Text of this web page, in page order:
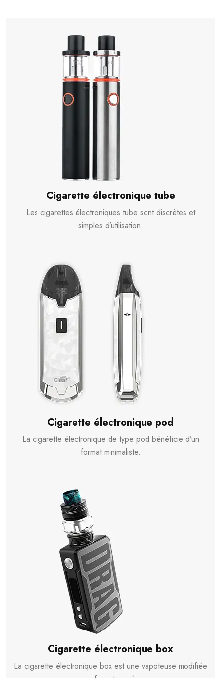
Cigarette électronique tube
Les cigarettes électroniques tube sont discrètes et
simples d’utilisation.
Cigarette électronique pod
La cigarette électronique de type pod bénéficie d’un
format minimaliste.
Cigarette électronique box
La cigarette électronique box est une vapoteuse modifiée